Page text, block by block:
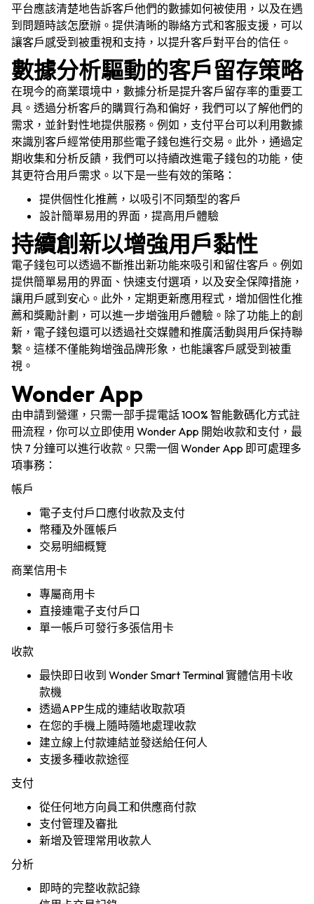
平台應該清楚地告訴客戶他們的數據如何被使用，以及在遇
到問題時該怎麼辦。提供清晰的聯絡方式和客服支援，可以
讓客戶感受到被重視和支持，以提升客戶對平台的信任。
數據分析驅動的客戶留存策略
在現今的商業環境中，數據分析是提升客戶留存率的重要工
具。透過分析客戶的購買行為和偏好，我們可以了解他們的
需求，並針對性地提供服務。例如，支付平台可以利用數據
來識別客戶經常使用那些電子錢包進行交易。此外，通過定
期收集和分析反饋，我們可以持續改進電子錢包的功能，使
其更符合用戶需求。以下是一些有效的策略：
提供個性化推薦，以吸引不同類型的客戶
設計簡單易用的界面，提高用戶體驗
持續創新以增強用戶黏性
電子錢包可以透過不斷推出新功能來吸引和留住客戶。例如
提供簡單易用的界面、快速支付選項，以及安全保障措施，
讓用戶感到安心。此外，定期更新應用程式，增加個性化推
薦和獎勵計劃，可以進一步增強用戶體驗。除了功能上的創
新，電子錢包還可以透過社交媒體和推廣活動與用戶保持聯
繫。這樣不僅能夠增強品牌形象，也能讓客戶感受到被重
視。
Wonder App
由申請到營運，只需一部手提電話 100% 智能數碼化方式註
冊流程，你可以立即使用 Wonder App 開始收款和支付，最
快 7 分鐘可以進行收款。只需一個 Wonder App 即可處理多
項事務：
帳戶
電子支付戶口應付收款及支付
幣種及外匯帳戶
交易明細概覽
商業信用卡
專屬商用卡
直接連電子支付戶口
單一帳戶可發行多張信用卡
收款
最快即日收到 Wonder Smart Terminal 實體信用卡收
款機
透過APP生成的連結收取款項
在您的手機上隨時隨地處理收款
建立線上付款連結並發送給任何人
支援多種收款途徑
支付
從任何地方向員工和供應商付款
支付管理及審批
新增及管理常用收款人
分析
即時的完整收款記錄